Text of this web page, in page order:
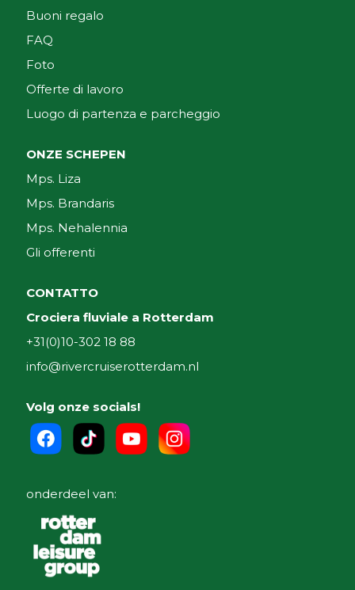
Buoni regalo
FAQ
Foto
Offerte di lavoro
Luogo di partenza e parcheggio
ONZE SCHEPEN
Mps. Liza
Mps. Brandaris
Mps. Nehalennia
Gli offerenti
CONTATTO
Crociera fluviale a Rotterdam
+31(0)10-302 18 88
info@rivercruiserotterdam.nl
Volg onze socials!
onderdeel van: